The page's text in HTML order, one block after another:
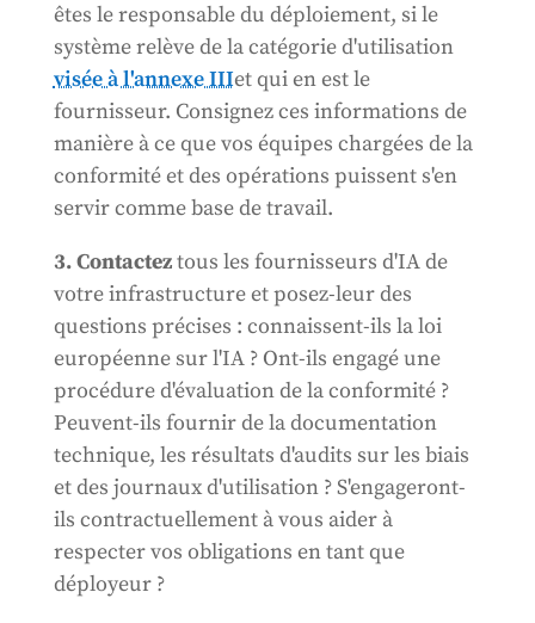
êtes le responsable du déploiement, si le
système relève de la catégorie d'utilisation
visée à l'annexe IIIet qui en est le
fournisseur. Consignez ces informations de
manière à ce que vos équipes chargées de la
conformité et des opérations puissent s'en
servir comme base de travail.
3. Contacteztous les fournisseurs d'IA de
votre infrastructure et posez-leur des
questions précises : connaissent-ils la loi
européenne sur l'IA ? Ont-ils engagé une
procédure d'évaluation de la conformité ?
Peuvent-ils fournir de la documentation
technique, les résultats d'audits sur les biais
et des journaux d'utilisation ? S'engageront-
ils contractuellement à vous aider à
respecter vos obligations en tant que
déployeur ?